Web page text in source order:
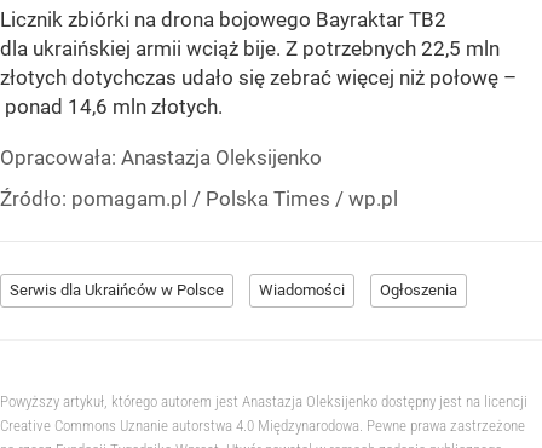
Licznik zbiórki na drona bojowego Bayraktar TB2
dla ukraińskiej armii wciąż bije. Z potrzebnych 22,5 mln
złotych dotychczas udało się zebrać więcej niż połowę –
ponad 14,6 mln złotych.
Opracowała: Anastazja Oleksijenko
Źródło: pomagam.pl / Polska Times / wp.pl
Serwis dla Ukraińców w Polsce Wiadomości Ogłoszenia
Powyższy artykuł, którego autorem jest Anastazja Oleksijenko dostępny jest na licencji
Creative Commons Uznanie autorstwa 4.0 Międzynarodowa. Pewne prawa zastrzeżone